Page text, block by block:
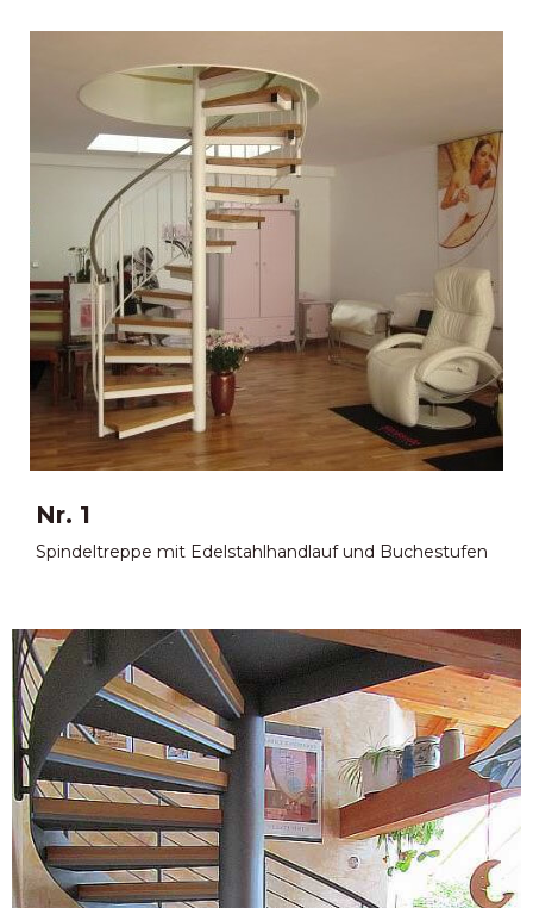
Betontreppenstufen
Zweiholmtreppen
Holztreppen/Massivholztreppen
Innengeländer
Bolzentreppen/Faltwerktreppen
Spindeltreppen
Nr. 1
Spindeltreppe mit Edelstahlhandlauf und Buchestufen